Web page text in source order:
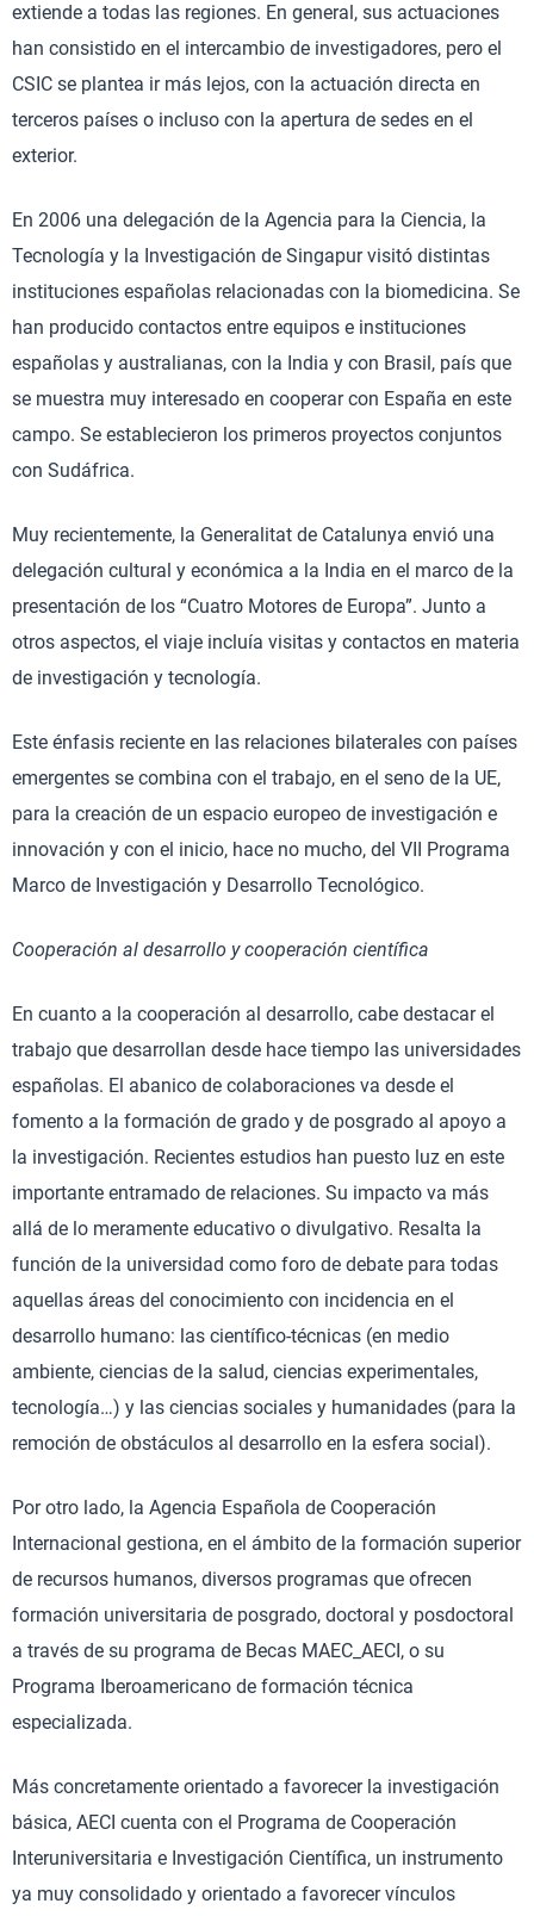
extiende a todas las regiones. En general, sus actuaciones
han consistido en el intercambio de investigadores, pero el
CSIC se plantea ir más lejos, con la actuación directa en
terceros países o incluso con la apertura de sedes en el
exterior.
En 2006 una delegación de la Agencia para la Ciencia, la
Tecnología y la Investigación de Singapur visitó distintas
instituciones españolas relacionadas con la biomedicina. Se
han producido contactos entre equipos e instituciones
españolas y australianas, con la India y con Brasil, país que
se muestra muy interesado en cooperar con España en este
campo. Se establecieron los primeros proyectos conjuntos
con Sudáfrica.
Muy recientemente, la Generalitat de Catalunya envió una
delegación cultural y económica a la India en el marco de la
presentación de los “Cuatro Motores de Europa”. Junto a
otros aspectos, el viaje incluía visitas y contactos en materia
de investigación y tecnología.
Este énfasis reciente en las relaciones bilaterales con países
emergentes se combina con el trabajo, en el seno de la UE,
para la creación de un espacio europeo de investigación e
innovación y con el inicio, hace no mucho, del VII Programa
Marco de Investigación y Desarrollo Tecnológico.
Cooperación al desarrollo y cooperación científica
En cuanto a la cooperación al desarrollo, cabe destacar el
trabajo que desarrollan desde hace tiempo las universidades
españolas. El abanico de colaboraciones va desde el
fomento a la formación de grado y de posgrado al apoyo a
la investigación. Recientes estudios han puesto luz en este
importante entramado de relaciones. Su impacto va más
allá de lo meramente educativo o divulgativo. Resalta la
función de la universidad como foro de debate para todas
aquellas áreas del conocimiento con incidencia en el
desarrollo humano: las científico-técnicas (en medio
ambiente, ciencias de la salud, ciencias experimentales,
tecnología…) y las ciencias sociales y humanidades (para la
remoción de obstáculos al desarrollo en la esfera social).
Por otro lado, la Agencia Española de Cooperación
Internacional gestiona, en el ámbito de la formación superior
de recursos humanos, diversos programas que ofrecen
formación universitaria de posgrado, doctoral y posdoctoral
a través de su programa de Becas MAEC_AECI, o su
Programa Iberoamericano de formación técnica
especializada.
Más concretamente orientado a favorecer la investigación
básica, AECI cuenta con el Programa de Cooperación
Interuniversitaria e Investigación Científica, un instrumento
ya muy consolidado y orientado a favorecer vínculos